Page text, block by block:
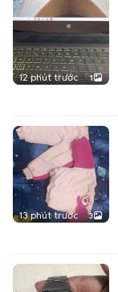
12 phút trước 1
13 phút trước 3